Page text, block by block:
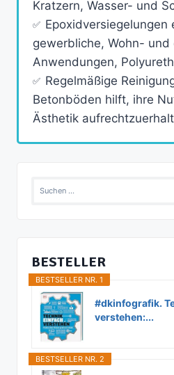
Kratzern, Wasser- und
Epoxidversiegelungen
gewerbliche, Wohn- und
Anwendungen,
Regelmäßige
Betonböden hilft, ihre
Ästhetik
Suchen
BESTELLER
BESTSELLER NR. 1
#dkinfografik.
verstehen:...
BESTSELLER NR. 2